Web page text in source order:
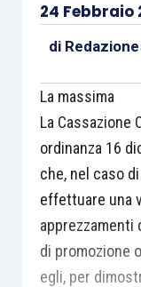
24 Febbraio
di Redazione
La massima
La Cassazione
ordinanza 16
che, nel caso
effettuare una
apprezzamenti
di promozione
egli, per